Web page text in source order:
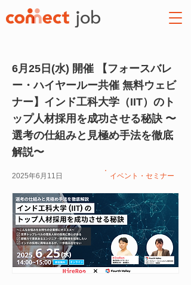
6月25日(水) 開催 【フォースバレ
ー・ハイヤールー共催 無料ウェビ
ナー】インド工科大学（IIT）のト
ップ人材採用を成功させる秘訣 〜
選考の仕組みと見極め手法を徹底
解説〜
2025年6月11日 イベント・セミナー